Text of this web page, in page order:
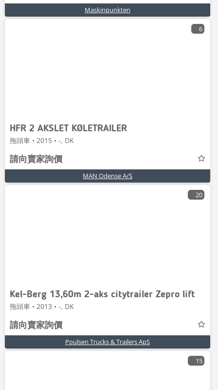
Maskinpunkten
6
HFR 2 AKSLET KØLETRAILER
拖頭車 • 2015 • -, DK
請向賣家詢價
MAN Odense A/S
20
Kel-Berg 13,60m 2-aks citytrailer Zepro lift
拖頭車 • 2013 • -, DK
請向賣家詢價
Poulsen Trucks & Trailers ApS
15